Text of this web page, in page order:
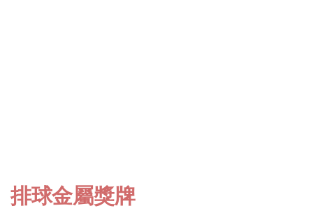
排球金屬獎牌